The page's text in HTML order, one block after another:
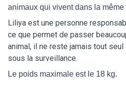
animaux qui vivent dans la même
Liliya est une personne
ce que permet de passer
animal, il ne reste jamais tout seul
sous la surveillance.
Le poids maximale est le 18 kg.